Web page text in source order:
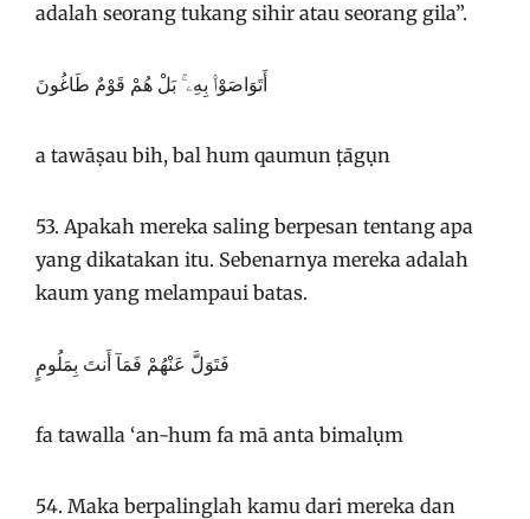
adalah seorang tukang sihir atau seorang gila”.
أَتَوَاصَوْا۟ بِهِۦ ۚ بَلْ هُمْ قَوْمٌ طَاغُونَ
a tawāṣau bih, bal hum qaumun ṭāgụn
53. Apakah mereka saling berpesan tentang apa
yang dikatakan itu. Sebenarnya mereka adalah
kaum yang melampaui batas.
فَتَوَلَّ عَنْهُمْ فَمَآ أَنتَ بِمَلُومٍ
fa tawalla ‘an-hum fa mā anta bimalụm
54. Maka berpalinglah kamu dari mereka dan